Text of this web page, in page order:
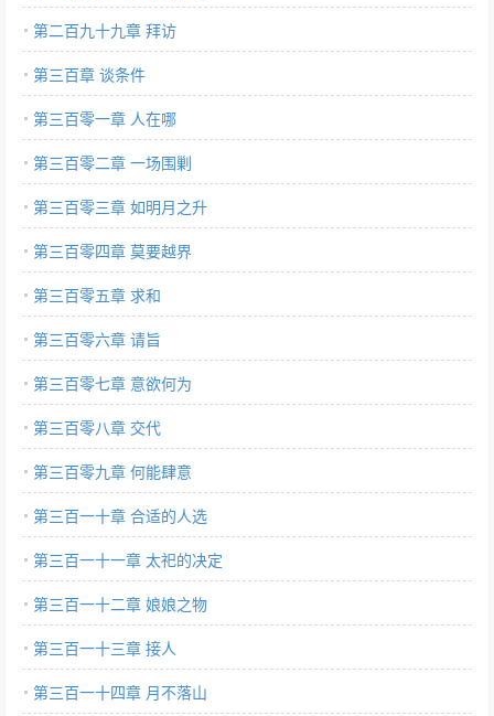
第二百九十九章 拜访
第三百章 谈条件
第三百零一章 人在哪
第三百零二章 一场围剿
第三百零三章 如明月之升
第三百零四章 莫要越界
第三百零五章 求和
第三百零六章 请旨
第三百零七章 意欲何为
第三百零八章 交代
第三百零九章 何能肆意
第三百一十章 合适的人选
第三百一十一章 太祀的决定
第三百一十二章 娘娘之物
第三百一十三章 接人
第三百一十四章 月不落山